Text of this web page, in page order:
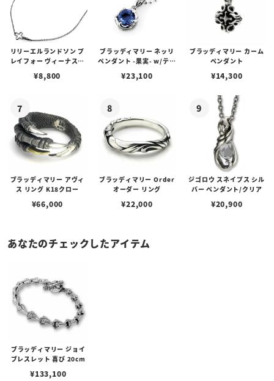
リリーエルランドソン プ
レイフォー ヴィーナスチ
¥8,800
ブラッディマリー ネッリ
ペンダント -果実- w/ティ
¥23,100
ブラッディマリー カーム
ペンダント
¥14,300
ブラッディマリー アヴィ
ス リング K18クロー
¥66,000
ブラッディマリー Order
オーダー リング
¥22,000
ジゴロウ スネイプス シル
バー ペンダント/クリア
¥20,900
あなたのチェックしたアイテム
ブラッディマリー ジョイ
ブレスレット 喜び 20cm
¥133,100